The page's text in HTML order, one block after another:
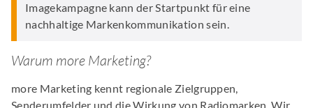
Imagekampagne kann der Startpunkt für eine
nachhaltige Markenkommunikation sein.
Warum more Marketing?
more Marketing kennt regionale Zielgruppen,
Senderumfelder und die Wirkung von Radiomarken. Wir